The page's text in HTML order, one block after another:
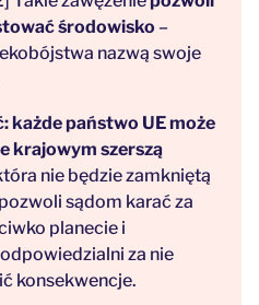
środowisko –
nazwą swoje
każde państwo UE może
krajowym szerszą
nie będzie zamkniętą
sądom karać za
planecie i
za nie
konsekwencje.